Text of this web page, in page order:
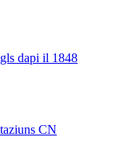
dapi il 1848
CN